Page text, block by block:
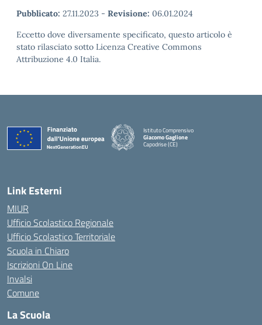
Pubblicato: 27.11.2023 - Revisione: 06.01.2024
Eccetto dove diversamente specificato, questo articolo è
stato rilasciato sotto Licenza Creative Commons
Attribuzione 4.0 Italia.
Istituto Comprensivo
Giacomo Gaglione
Capodrise (CE)
— Visita la pagina iniziale della scuola
Link Esterni
MIUR
Ufficio Scolastico Regionale
Ufficio Scolastico Territoriale
Scuola in Chiaro
Iscrizioni On Line
Invalsi
Comune
La Scuola